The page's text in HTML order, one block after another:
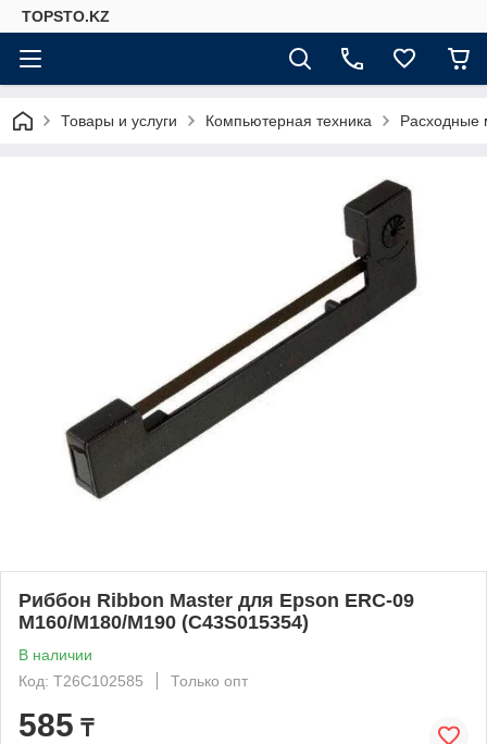
TOPSTO.KZ
Товары и услуги Компьютерная техника Расходные
Риббон Ribbon Master для Epson ERC-09
M160/M180/M190 (C43S015354)
В наличии
Код: T26C102585
Только опт
585 ₸